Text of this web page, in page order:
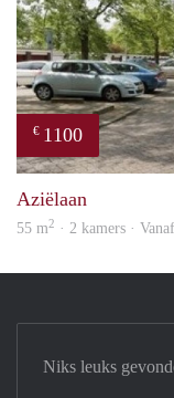
€ 1100
Aziëlaan
55 m2 · 2 kamers ·
Niks leuks